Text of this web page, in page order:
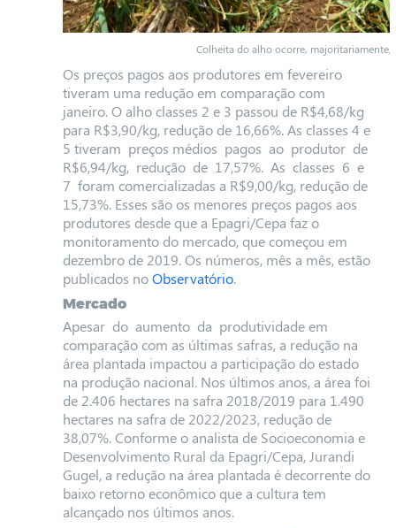
Colheita do alho ocorre, majoritariamente,
Os preços pagos aos produtores em fevereiro
tiveram uma redução em comparação com
janeiro. O alho classes 2 e 3 passou de R$4,68/kg
para R$3,90/kg, redução de 16,66%. As classes 4 e
5 tiveram preços médios pagos ao produtor de
R$6,94/kg, redução de 17,57%. As classes 6 e
7 foram comercializadas a R$9,00/kg, redução de
15,73%. Esses são os menores preços pagos aos
produtores desde que a Epagri/Cepa faz o
monitoramento do mercado, que começou em
dezembro de 2019. Os números, mês a mês, estão
publicados noObservatório.
Mercado
Apesar do aumento da produtividade em
comparação com as últimas safras, a redução na
área plantada impactou a participação do estado
na produção nacional. Nos últimos anos, a área foi
de 2.406 hectares na safra 2018/2019 para 1.490
hectares na safra de 2022/2023, redução de
38,07%. Conforme o analista de Socioeconomia e
Desenvolvimento Rural da Epagri/Cepa, Jurandi
Gugel, a redução na área plantada é decorrente do
baixo retorno econômico que a cultura tem
alcançado nos últimos anos.